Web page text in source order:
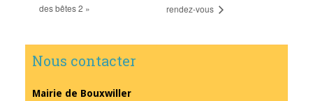
des bêtes 2 »
rendez-vous
Nous contacter
Mairie de Bouxwiller